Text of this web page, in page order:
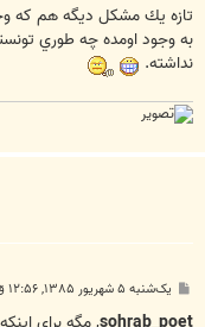
ت
تازه يك مشكل ديگه هم كه
به وجود اومده چه طوري
نداشته.
پ
ت
یک‌شنبه ۵ شهریور ۱۳۸۵, ۱۲:۵۶ ق.ظ